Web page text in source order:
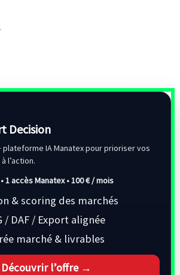
Decision
plateforme IA Manatex pour prioriser vos
l’action.
1 accès Manatex •100 € / mois
& scoring des marchés
/ DAF / Export alignée
marché & livrables
Découvrir l’offre →